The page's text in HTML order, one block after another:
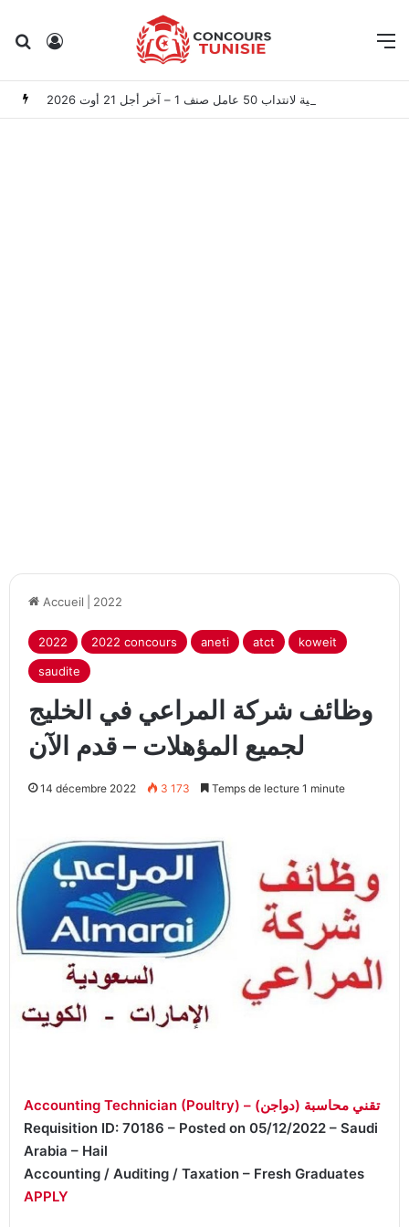
Rechercher
Accueil 2022
2022 2022 concours aneti atct
koweit
saudite
وظائف شركة المراعي في الخليج
لجميع المؤهلات – قدم الآن
14 décembre 2022 3 173 Temps de lecture 1 minute
Accounting Technician (Poultry) – تقني محاسبة (دواجن)
Requisition ID: 70186 – Posted on 05/12/2022 – Saudi
Arabia – Hail
Accounting / Auditing / Taxation – Fresh Graduates
APPLY